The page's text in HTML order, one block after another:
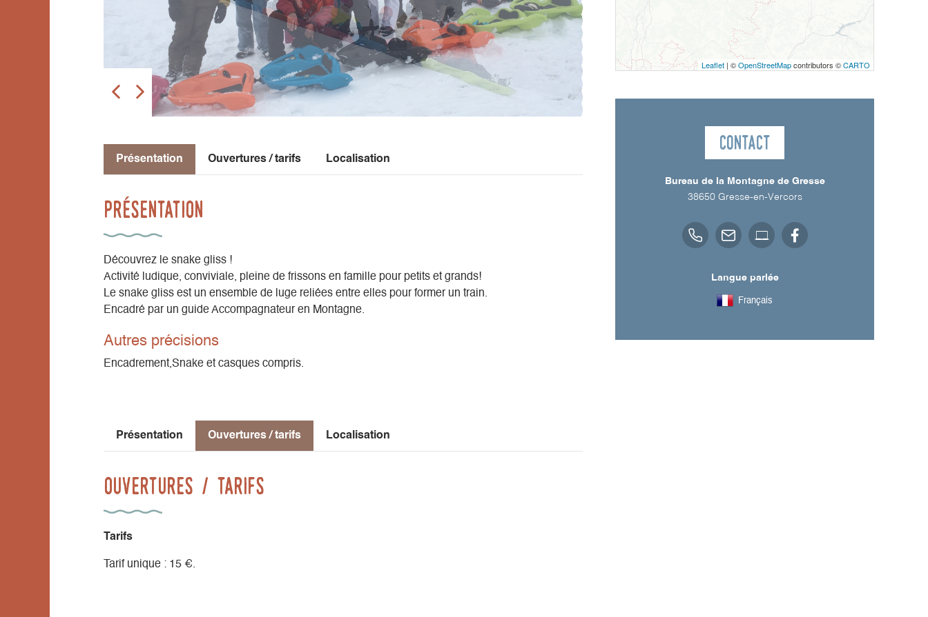
Présentation Ouvertures / tarifs Localisation
Présentation
Découvrez le snake gliss !
Activité ludique, conviviale, pleine de frissons en famille pour petits et grands!
Le snake gliss est un ensemble de luge reliées entre elles pour former un train.
Encadré par un guide Accompagnateur en Montagne.
Autres précisions
Encadrement,Snake et casques compris.
Présentation Ouvertures / tarifs Localisation
Ouvertures / tarifs
Tarifs
Tarif unique : 15 €.
Leaflet | ©OpenStreetMapcontributors ©CARTO
Contact
Bureau de la Montagne de Gresse
38650 Gresse-en-Vercors
Langue parlée
Français